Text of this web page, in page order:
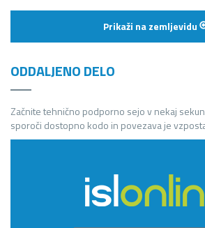
Prikaži na zemljevidu
ODDALJENO DELO
Začnite tehnično podporno sejo v nekaj
sporoči dostopno kodo in povezava je